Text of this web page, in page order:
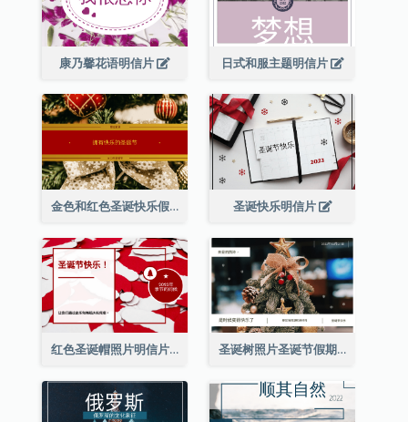
康乃馨花语明信片 日式和服主题明信片
金色和红色圣诞快乐假期明信片 圣诞快乐明信片
红色圣诞帽照片明信片 圣诞树照片圣诞节假期明信片